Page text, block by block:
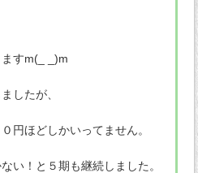
すm(_ _)m
したが、
円ほどしかいってません。
い！と５期も継続しました。